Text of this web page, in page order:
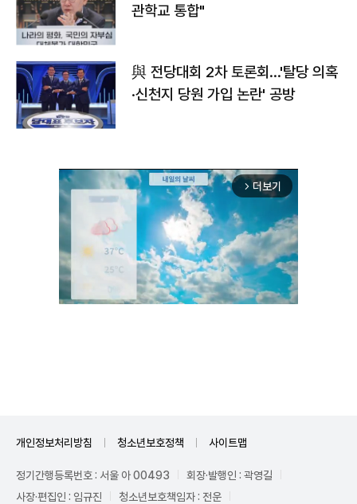
관학교 통합"
與 전당대회 2차 토론회…'탈당 의혹
·신천지 당원 가입 논란' 공방
arrow_forward_ios 더보기
개인정보처리방침 청소년보호정책 사이트맵
정기간행등록번호 : 서울 아 00493
회장·발행인 : 곽영길
사장·편집인 : 임규진
청소년보호책임자 : 전운